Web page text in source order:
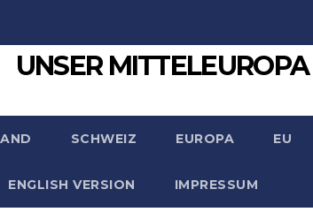
UNSER MITTELEUROPA
SCHWEIZ EUROPA EU
ENGLISH VERSION IMPRESSUM